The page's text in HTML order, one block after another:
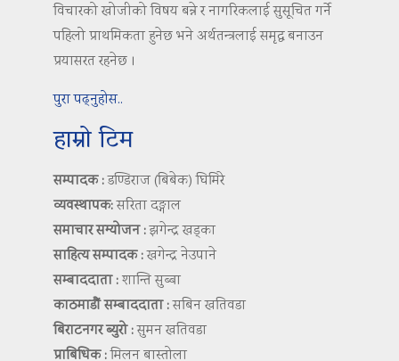
विचारको खोजीको विषय बन्ने र नागरिकलाई सुसूचित गर्ने
पहिलो प्राथमिकता हुनेछ भने अर्थतन्त्रलाई समृद्ध बनाउन
प्रयासरत रहनेछ ।
पुरा पढ्नुहोस..
हाम्रो टिम
सम्पादक :डण्डिराज (बिबेक) घिमिरे
व्यवस्थापक:सरिता दङ्गाल
समाचार सम्योजन :झगेन्द्र खड्का
साहित्य सम्पादक :खगेन्द्र नेउपाने
सम्बाददाता :शान्ति सुब्बा
काठमाडौं सम्बाददाता :सबिन खतिवडा
बिराटनगर ब्युरो :सुमन खतिवडा
प्राबिधिक :मिलन बास्तोला